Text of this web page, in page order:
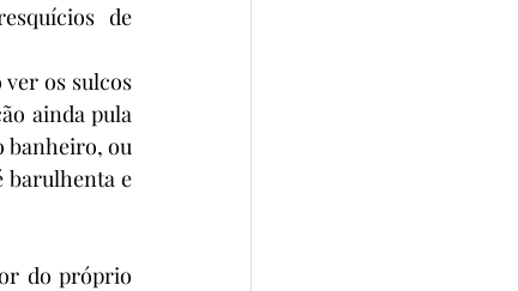
de
os sulcos
ainda pula
banheiro, ou
barulhenta e
do próprio